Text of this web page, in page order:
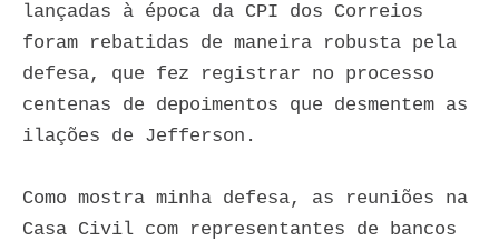
lançadas à época da CPI dos Correios
foram rebatidas de maneira robusta pela
defesa, que fez registrar no processo
centenas de depoimentos que desmentem as
ilações de Jefferson.
Como mostra minha defesa, as reuniões na
Casa Civil com representantes de bancos